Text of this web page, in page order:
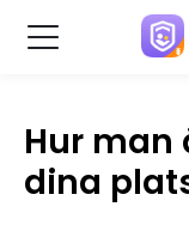
Hur man
dina